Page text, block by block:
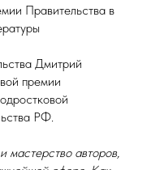
Правительства в
Дмитрий
премии
РФ.
мастерство авторов,